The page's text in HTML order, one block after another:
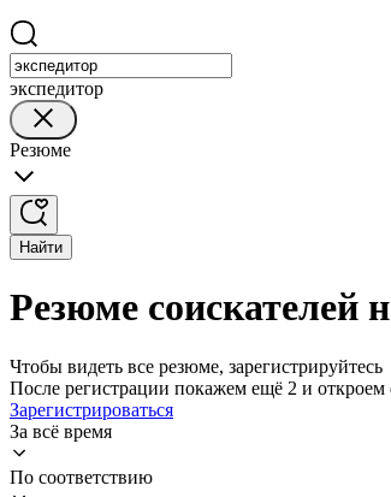
экспедитор
Резюме
Найти
Резюме соискателей
Чтобы видеть все резюме, зарегистрируйтесь
После регистрации покажем ещё 2 и откроем
Зарегистрироваться
За всё время
По соответствию